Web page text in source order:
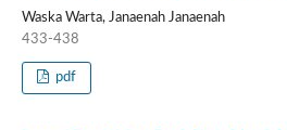
Waska Warta, Janaenah Janaenah
433-438
pdf